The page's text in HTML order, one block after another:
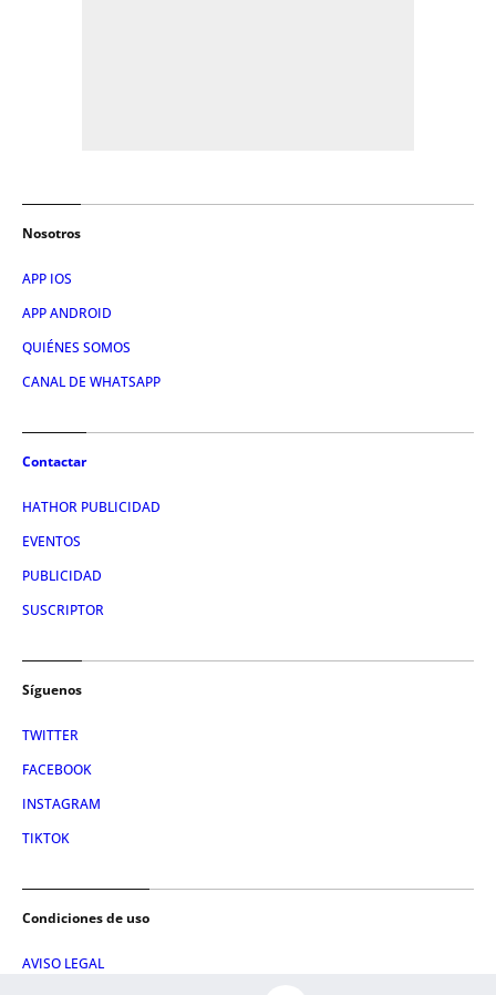
Nosotros
APP IOS
APP ANDROID
QUIÉNES SOMOS
CANAL DE WHATSAPP
Contactar
HATHOR PUBLICIDAD
EVENTOS
PUBLICIDAD
SUSCRIPTOR
Síguenos
TWITTER
FACEBOOK
INSTAGRAM
TIKTOK
Condiciones de uso
AVISO LEGAL